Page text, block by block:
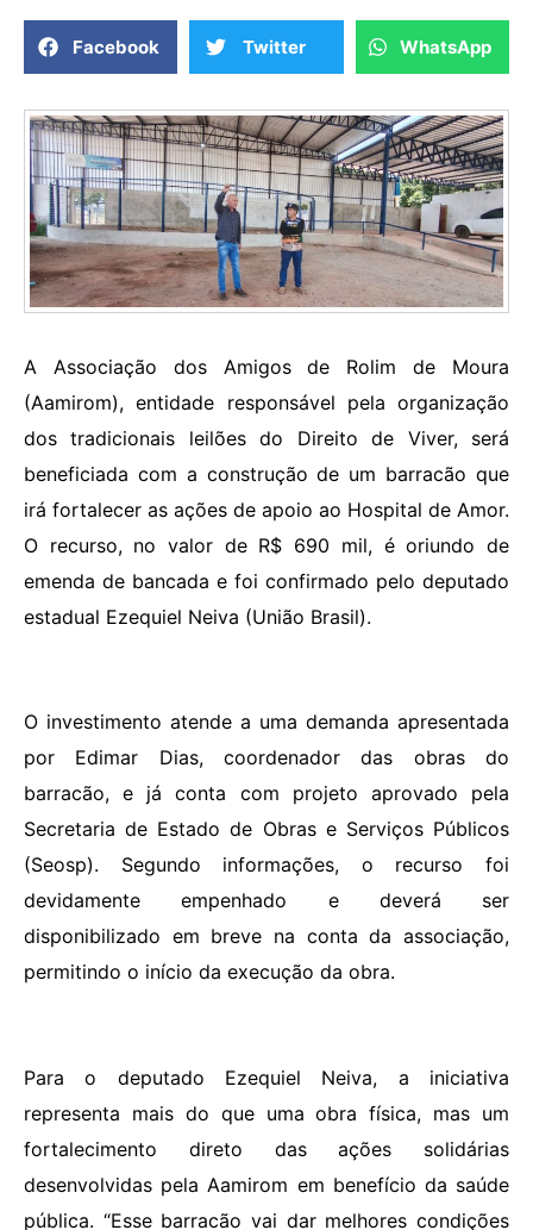
Facebook Twitter WhatsApp
A Associação dos Amigos de Rolim de Moura
(Aamirom), entidade responsável pela organização
dos tradicionais leilões do Direito de Viver, será
beneficiada com a construção de um barracão que
irá fortalecer as ações de apoio ao Hospital de Amor.
O recurso, no valor de R$ 690 mil, é oriundo de
emenda de bancada e foi confirmado pelo deputado
estadual Ezequiel Neiva (União Brasil).
O investimento atende a uma demanda apresentada
por Edimar Dias, coordenador das obras do
barracão, e já conta com projeto aprovado pela
Secretaria de Estado de Obras e Serviços Públicos
(Seosp). Segundo informações, o recurso foi
devidamente empenhado e deverá ser
disponibilizado em breve na conta da associação,
permitindo o início da execução da obra.
Para o deputado Ezequiel Neiva, a iniciativa
representa mais do que uma obra física, mas um
fortalecimento direto das ações solidárias
desenvolvidas pela Aamirom em benefício da saúde
pública. “Esse barracão vai dar melhores condições